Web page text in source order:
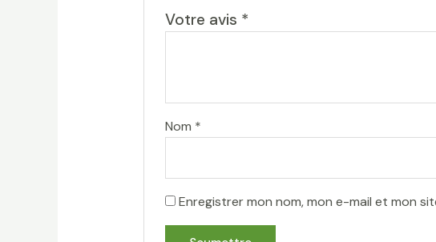
Votre avis *
Nom *
Enregistrer mon nom, mon e-mail et mon